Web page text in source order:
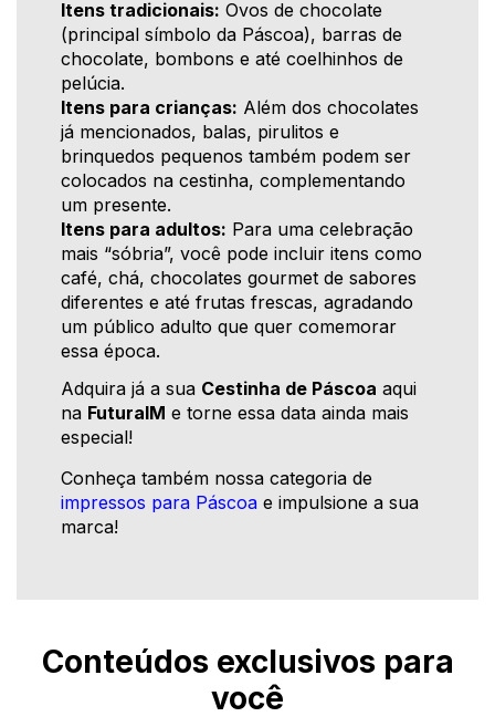
Itens tradicionais: Ovos de chocolate
(principal símbolo da Páscoa), barras de
chocolate, bombons e até coelhinhos de
pelúcia.
Itens para crianças: Além dos chocolates
já mencionados, balas, pirulitos e
brinquedos pequenos também podem ser
colocados na cestinha, complementando
um presente.
Itens para adultos: Para uma celebração
mais “sóbria”, você pode incluir itens como
café, chá, chocolates gourmet de sabores
diferentes e até frutas frescas, agradando
um público adulto que quer comemorar
essa época.
Adquira já a sua Cestinha de Páscoa aqui
na FuturaIM e torne essa data ainda mais
especial!
Conheça também nossa categoria de
impressos para Páscoa e impulsione a sua
marca!
Conteúdos exclusivos para
você